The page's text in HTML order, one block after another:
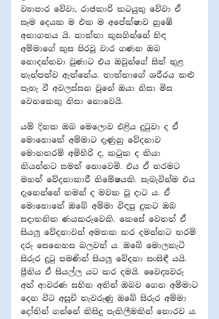
ව්‍යාපාර වේවා, රාජකාරි කටයුතු වේවා ඒ
සෑම දෙයක ම එක ම අපේක්ෂාව නුඹේ
අනාගතය යි. තාත්තා කුසගින්නේ හිඳ
අම්මාගේ කුස පිරවූ වාර ගණන ඔබ
නොදන්නවා වුණාට එය ඔවුන්ගේ සිත් තුළ
තැන්පත්ව ඇත්තේය. තාත්තාගේ ශරීරය කළු
පැහැ වී අවලස්සන වුනේ ඔයා නිසා මිස
වෙනකෙකු නිසා නොවෙයි.
යම් දිනක ඔබ මෙලොව එළිය දුටුවා ද ඒ
මොහොතේ අම්මාට දැණුනු වේදනාව
මොනතරම් අමිහිරි ද, කටුක ද කියා
කියන්නට සමත් නොවෙමි. එය ඒ තරමට
මහත් වේදනාකාරී නිමේෂයකි. සැබැවින්ම එය
දැනෙන්නේ තමන් ද මවක වූ දාට ය. ඒ
මොහොතේ ඔබේ අම්මා විඳපු දුකට ඔබ
සදාතනික ණයකරුවෙකි. කෙසේ වෙතත් ඒ
සියලු වේදනාවන් අමතක කර දමන්නට තරම්
දරු සෙනෙහස බලවත් ය. ඔබේ මොලකැටි
සිරුර දුටු පමණින් සියලු වේදනා සංසිඳී යයි.
ප්‍රීතිය ඒ සියල්ල යට කර දමයි. වෛද්‍යවරු
අත් ආවරණ සහිත අතින් ඔබව ගෙන අම්මාට
දෙන විට අසූචි තැවරුණු ඔබේ සිරුර අම්මා
දෝතින් ගන්නේ කිසිදු පැකිලීමකින් තොරව ය.